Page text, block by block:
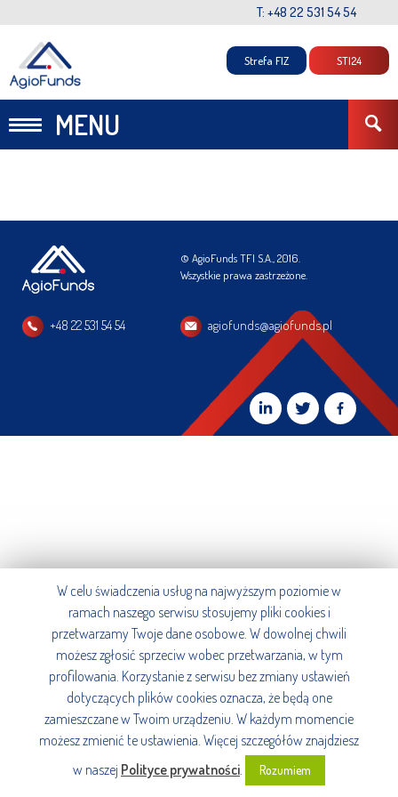
T: +48 22 531 54 54
MENU
Strefa FIZ STI24
© AgioFunds TFI S.A., 2016.
Wszystkie prawa zastrzeżone.
+48 22 531 54 54 agiofunds@agiofunds.pl
W celu świadczenia usług na najwyższym poziomie w
ramach naszego serwisu stosujemy pliki cookies i
przetwarzamy Twoje dane osobowe. W dowolnej chwili
możesz zgłosić sprzeciw wobec przetwarzania, w tym
profilowania. Korzystanie z serwisu bez zmiany ustawień
dotyczących plików cookies oznacza, że będą one
zamieszczane w Twoim urządzeniu. W każdym momencie
możesz zmienić te ustawienia. Więcej szczegółów znajdziesz
w naszej Polityce prywatności. Rozumiem